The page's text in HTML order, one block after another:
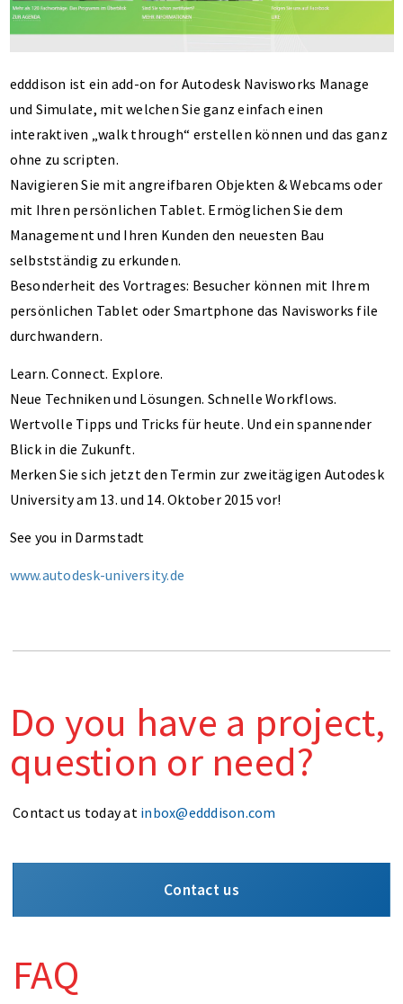
edddison ist ein add-on for Autodesk Navisworks Manage
und Simulate, mit welchen Sie ganz einfach einen
interaktiven „walk through“ erstellen können und das ganz
ohne zu scripten.
Navigieren Sie mit angreifbaren Objekten & Webcams oder
mit Ihren persönlichen Tablet. Ermöglichen Sie dem
Management und Ihren Kunden den neuesten Bau
selbstständig zu erkunden.
Besonderheit des Vortrages: Besucher können mit Ihrem
persönlichen Tablet oder Smartphone das Navisworks file
durchwandern.
Learn. Connect. Explore.
Neue Techniken und Lösungen. Schnelle Workflows.
Wertvolle Tipps und Tricks für heute. Und ein spannender
Blick in die Zukunft.
Merken Sie sich jetzt den Termin zur zweitägigen Autodesk
University am 13. und 14. Oktober 2015 vor!
See you in Darmstadt
www.autodesk-university.de
Do you have a project,
question or need?
Contact us today at inbox@edddison.com
Contact us
FAQ